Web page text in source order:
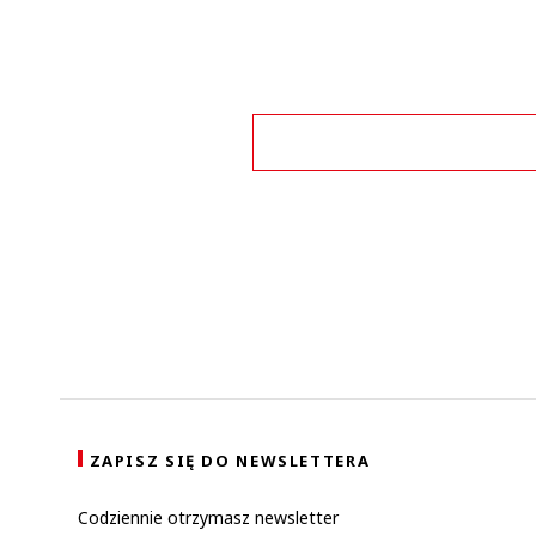
ZAPISZ SIĘ DO NEWSLETTERA
Codziennie otrzymasz newsletter